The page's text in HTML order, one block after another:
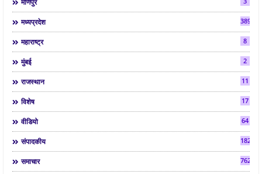
मध्यप्रदेश 3892
महाराष्ट्र 8
मुंबई 2
राजस्थान 11
विशेष 17
वीडियो 64
संपादकीय 182
समाचार 7624